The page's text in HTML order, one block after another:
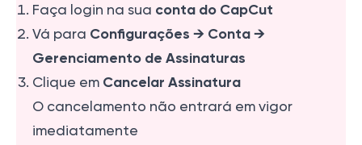
Faça login na sua conta do CapCut
Vá para Configurações → Conta →
Gerenciamento de Assinaturas
Clique em Cancelar Assinatura
O cancelamento não entrará em vigor
imediatamente